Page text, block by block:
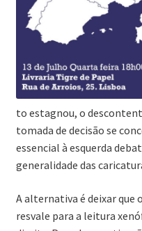
to estagnou, o
tomada de decisão se
essencial à esquerda
generalidade das
A alternativa é deixar que
resvale para a leitura